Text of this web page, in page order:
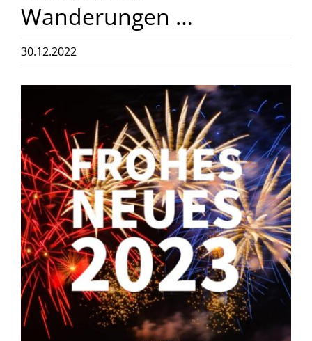
Wanderungen …
30.12.2022
grösseres
Bild